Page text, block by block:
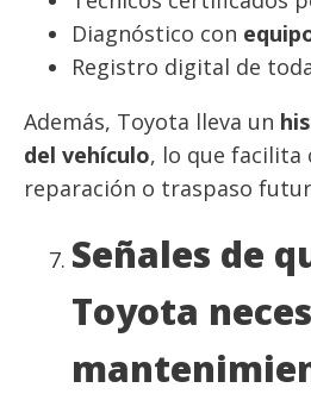
Diagnóstico con
Registro digital de
Además, Toyota lleva un
del vehículo, lo que facilita
reparación o traspaso
Señales de
Toyota